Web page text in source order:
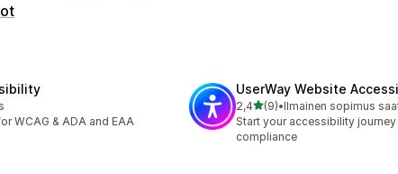
WCAG & ADA and EAA
UserWay Website
2,4/ 5 tähteä
(9)
9 arvostelua yhteensä
•Ilmainen sopimus
Start your accessibility journey
compliance